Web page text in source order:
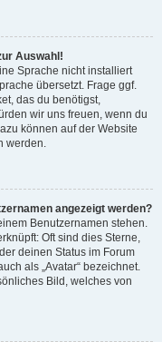
Auswahl!
Sprache nicht installiert
übersetzt. Frage ggf.
das du benötigst,
wir uns freuen, wenn du
können auf der Website
werden.
angezeigt werden?
Benutzernamen stehen.
Oft sind dies Sterne,
deinen Status im Forum
als „Avatar“ bezeichnet.
Bild, welches von